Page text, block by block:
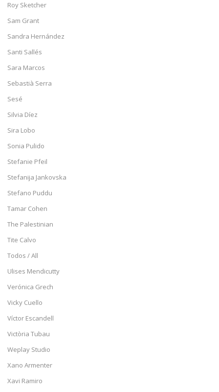
Roy Sketcher
Sam Grant
Sandra Hernández
Santi Sallés
Sara Marcos
Sebastià Serra
Sesé
Silvia Díez
Sira Lobo
Sonia Pulido
Stefanie Pfeil
Stefanija Jankovska
Stefano Puddu
Tamar Cohen
The Palestinian
Tite Calvo
Todos / All
Ulises Mendicutty
Verónica Grech
Vicky Cuello
Víctor Escandell
Victòria Tubau
Weplay Studio
Xano Armenter
Xavi Ramiro